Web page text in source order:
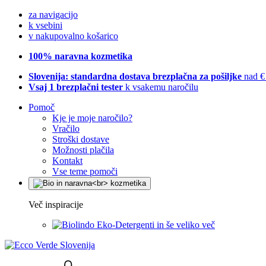
za navigacijo
k vsebini
v nakupovalno košarico
100% naravna kozmetika
Slovenija: standardna dostava brezplačna za pošiljke nad
Vsaj 1 brezplačni tester k vsakemu naročilu
Pomoč
Kje je moje naročilo?
Vračilo
Stroški dostave
Možnosti plačila
Kontakt
Vse teme pomoči
Več inspiracije
Eko-Detergenti in še veliko več